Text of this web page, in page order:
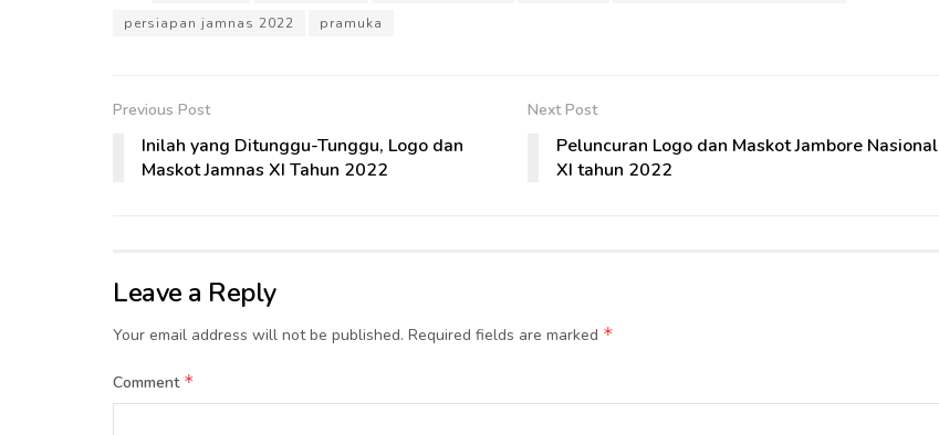
persiapan jamnas 2022
pramuka
Previous Post
Inilah yang Ditunggu-Tunggu, Logo dan
Maskot Jamnas XI Tahun 2022
Next Post
Peluncuran Logo dan Maskot Jambore Nasional
XI tahun 2022
Leave a Reply
Your email address will not be published. Required fields are marked *
Comment *